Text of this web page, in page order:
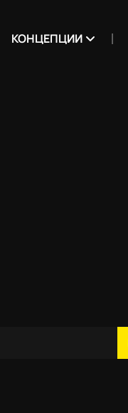
КОНЦЕПЦИИ